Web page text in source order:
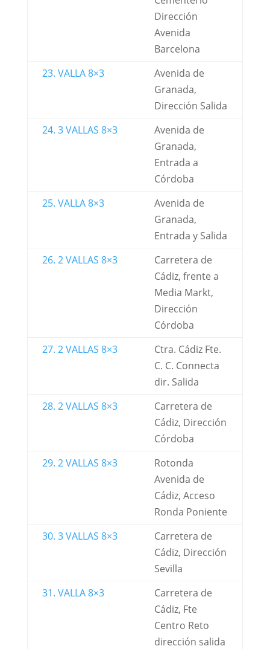
Dirección
Avenida
Barcelona
23. VALLA 8×3
Avenida de
Granada,
Dirección Salida
24. 3 VALLAS 8×3
Avenida de
Granada,
Entrada a
Córdoba
25. VALLA 8×3
Avenida de
Granada,
Entrada y Salida
26. 2 VALLAS 8×3
Carretera de
Cádiz, frente a
Media Markt,
Dirección
Córdoba
27. 2 VALLAS 8×3
Ctra. Cádiz Fte.
C. C. Connecta
dir. Salida
28. 2 VALLAS 8×3
Carretera de
Cádiz, Dirección
Córdoba
29. 2 VALLAS 8×3
Rotonda
Avenida de
Cádiz, Acceso
Ronda Poniente
30. 3 VALLAS 8×3
Carretera de
Cádiz, Dirección
Sevilla
31. VALLA 8×3
Carretera de
Cádiz, Fte
Centro Reto
dirección salida